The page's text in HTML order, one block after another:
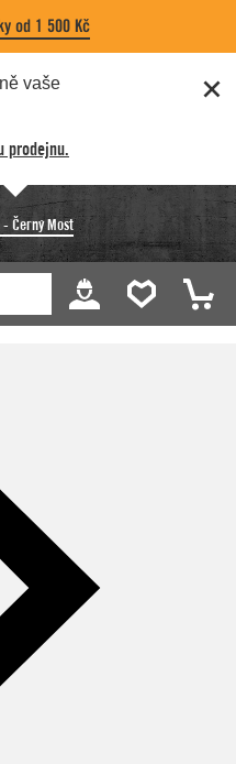
od 1 500 Kč
vaše
prodejnu.
- Černý Most